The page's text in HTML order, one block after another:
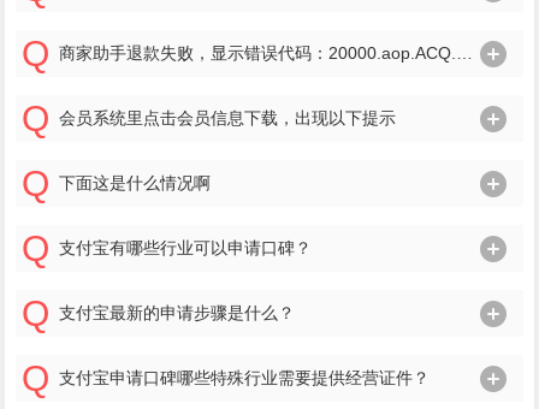
会员系统里点击会员信息下载，出现以下提示
下面这是什么情况啊
支付宝有哪些行业可以申请口碑？
支付宝最新的申请步骤是什么？
支付宝申请口碑哪些特殊行业需要提供经营证件？